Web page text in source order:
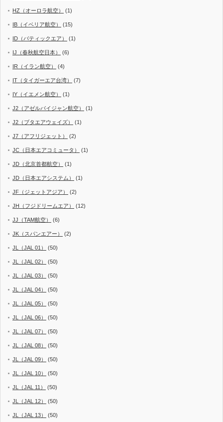
HZ（オーロラ航空） (1)
IB（イベリア航空） (15)
ID（バティックエア） (1)
IJ（春秋航空日本） (6)
IR（イラン航空） (4)
IT（タイガーエア台湾） (7)
IY（イエメン航空） (1)
J2（アゼルバイジャン航空） (1)
J2（ブタエアウェイズ） (1)
J7（アフリジェット） (2)
JC（日本エアコミュータ） (1)
JD（北京首都航空） (1)
JD（日本エアシステム） (1)
JF（ジェットアジア） (2)
JH（フジドリームエア） (12)
JJ（TAM航空） (6)
JK（スパンエアー） (2)
JL（JAL 01） (50)
JL（JAL 02） (50)
JL（JAL 03） (50)
JL（JAL 04） (50)
JL（JAL 05） (50)
JL（JAL 06） (50)
JL（JAL 07） (50)
JL（JAL 08） (50)
JL（JAL 09） (50)
JL（JAL 10） (50)
JL（JAL 11） (50)
JL（JAL 12） (50)
JL（JAL 13） (50)